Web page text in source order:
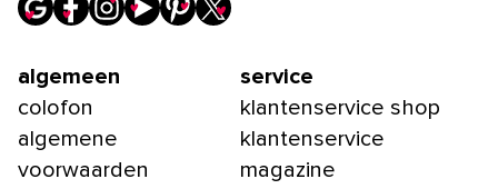
algemeen
colofon
algemene
voorwaarden
service
klantenservice shop
klantenservice
magazine